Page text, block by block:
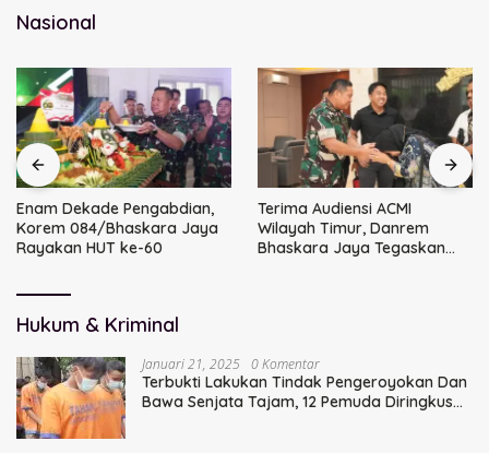
Nasional
Enam Dekade Pengabdian,
Korem 084/Bhaskara Jaya
Rayakan HUT ke-60
Terima Audiensi ACMI
Wilayah Timur, Danrem
Bhaskara Jaya Tegaskan
Hukum & Kriminal
Januari 21, 2025 0 Komentar
Terbukti Lakukan Tindak Pengeroyokan Dan
Bawa Senjata Tajam, 12 Pemuda Diringkus